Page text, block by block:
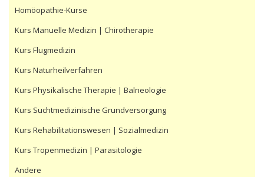
Homöopathie-Kurse
Kurs Manuelle Medizin | Chirotherapie
Kurs Flugmedizin
Kurs Naturheilverfahren
Kurs Physikalische Therapie | Balneologie
Kurs Suchtmedizinische Grundversorgung
Kurs Rehabilitationswesen | Sozialmedizin
Kurs Tropenmedizin | Parasitologie
Andere